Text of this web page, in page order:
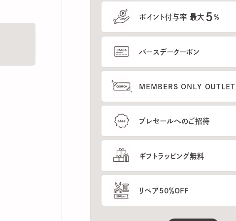
ポイント付与率 最大 %
バースデークーポン
MEMBERS ONLY OUTLETのご
プレセールへのご招待
ギフトラッピング無料
リペア50％OFF